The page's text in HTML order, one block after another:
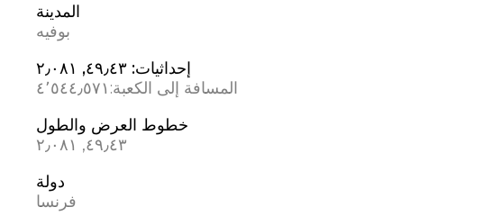
المدينة
بوفيه
إحداثيات: ٤٩٫٤٣, ٢٫٠٨١
المسافة إلى الكعبة: ٤٬٥٤٤٫٥٧١
خطوط العرض والطول
٤٩٫٤٣, ٢٫٠٨١
دولة
فرنسا